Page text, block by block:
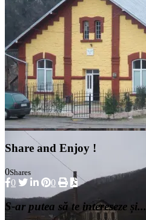
Share and Enjoy !
0Shares
0 0
S-ar putea să te intereseze și...